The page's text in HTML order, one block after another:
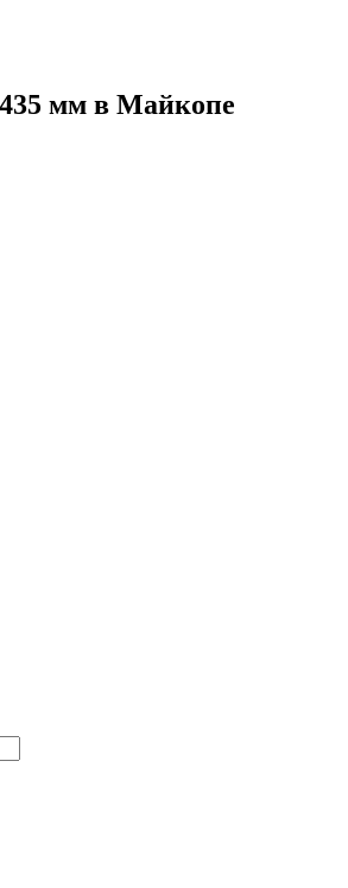
мм в Майкопе